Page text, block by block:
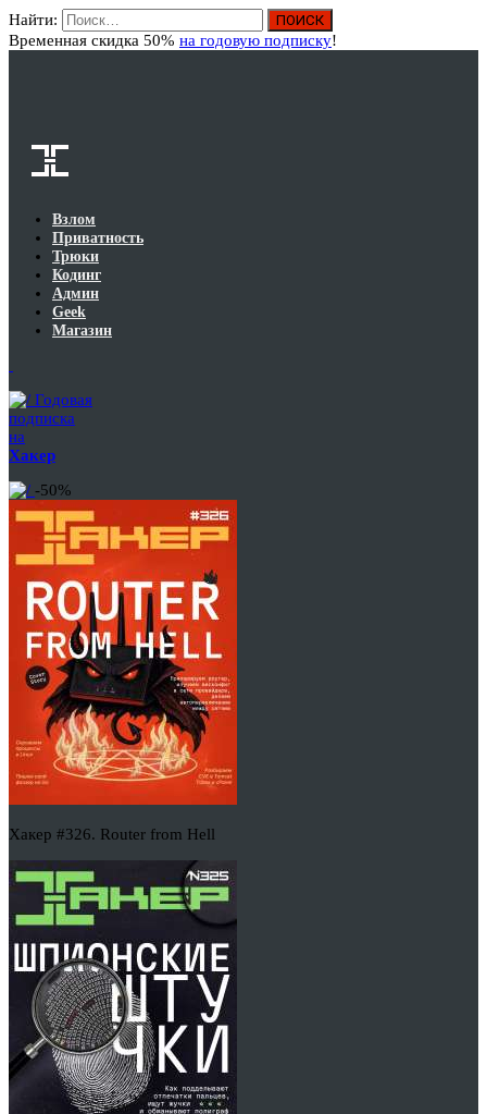
Найти:
Временная скидка 50% на годовую подписку!
Взлом
Приватность
Трюки
Кодинг
Админ
Geek
Магазин
Годовая
подписка
на
Хакер
-50%
Хакер #326. Router from Hell